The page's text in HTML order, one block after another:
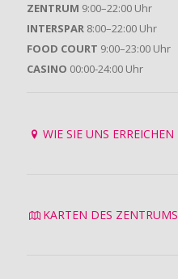
ZENTRUM 9:00–22:00 Uhr
INTERSPAR 8:00–22:00 Uhr
FOOD COURT 9:00–23:00 Uhr
CASINO 00:00-24:00 Uhr
WIE SIE UNS ERREICHEN
KARTEN DES ZENTRUMS